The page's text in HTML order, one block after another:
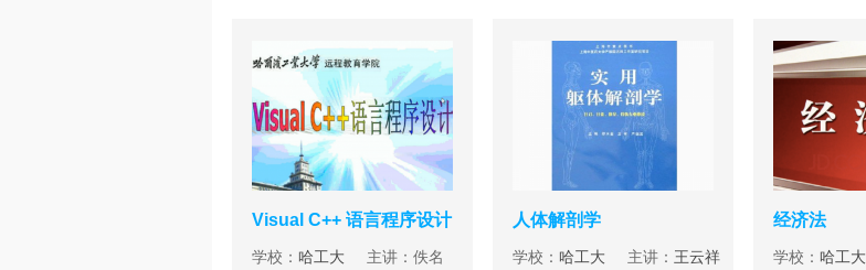
Visual C++ 语言程序设计
学校： 哈工大 主讲：佚名
人体解剖学
学校： 哈工大 主讲： 王云祥
经济法
学校： 哈工大